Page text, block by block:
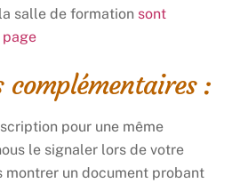
salle de formation sont
:
pour une même
le signaler lors de votre
montrer un document probant